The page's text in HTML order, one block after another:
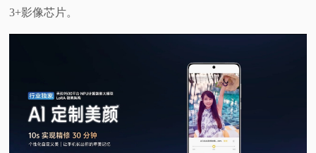
3+影像芯片。